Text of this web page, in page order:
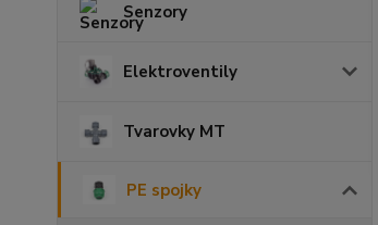
Senzory
Elektroventily
Tvarovky MT
PE spojky